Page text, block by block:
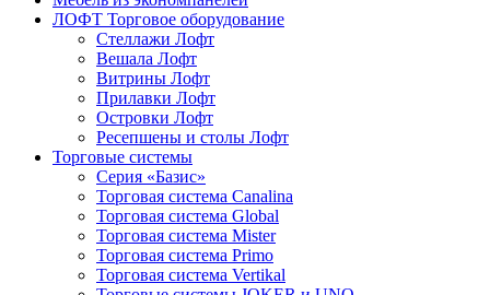
ЛОФТ Торговое оборудование
Стеллажи Лофт
Вешала Лофт
Витрины Лофт
Прилавки Лофт
Островки Лофт
Ресепшены и столы Лофт
Торговые системы
Серия «Базис»
Торговая система Canalina
Торговая система Global
Торговая система Mister
Торговая система Primo
Торговая система Vertikal